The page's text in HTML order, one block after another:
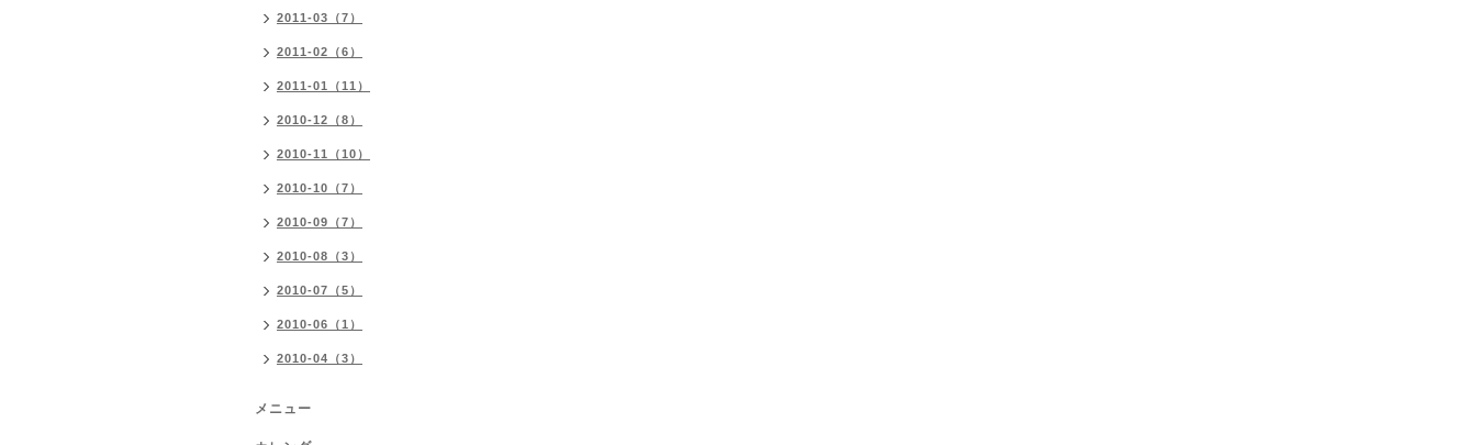
2011-03（7）
2011-02（6）
2011-01（11）
2010-12（8）
2010-11（10）
2010-10（7）
2010-09（7）
2010-08（3）
2010-07（5）
2010-06（1）
2010-04（3）
メニュー